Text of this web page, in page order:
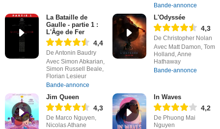
Bande-annonce
La Bataille de
Gaulle - partie 1 :
L'Âge de Fer
4,4
De Antonin Baudry
Avec Simon Abkarian,
Simon Russell Beale,
Florian Lesieur
Bande-annonce
L'Odyssée
4,3
De Christopher Nolan
Avec Matt Damon, Tom
Holland, Anne
Hathaway
Bande-annonce
Jim Queen
4,3
De Marco Nguyen,
Nicolas Athane
In Waves
4,2
De Phuong Mai
Nguyen